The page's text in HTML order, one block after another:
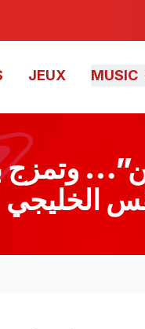
JEUX MUSIC
وتمزج
الخليجي